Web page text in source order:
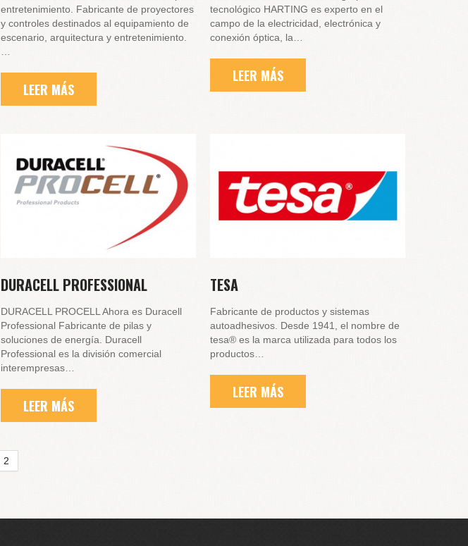
entretenimiento. Fabricante de proyectores
y controles destinados al equipamiento de
escenario, arquitectura y entretenimiento.
LEER MÁS
tecnológico HARTING es experto en el
campo de la electricidad, electrónica y
conexión óptica, la…
LEER MÁS
DURACELL PROFESSIONAL
DURACELL PROCELL Ahora es Duracell
Professional Fabricante de pilas y
soluciones de energía. Duracell
Professional es la división comercial
interempresas…
LEER MÁS
TESA
Fabricante de productos y sistemas
autoadhesivos. Desde 1941, el nombre de
tesa® es la marca utilizada para todos los
productos…
LEER MÁS
2